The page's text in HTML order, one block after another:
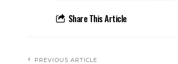
Share This Article
PREVIOUS ARTICLE